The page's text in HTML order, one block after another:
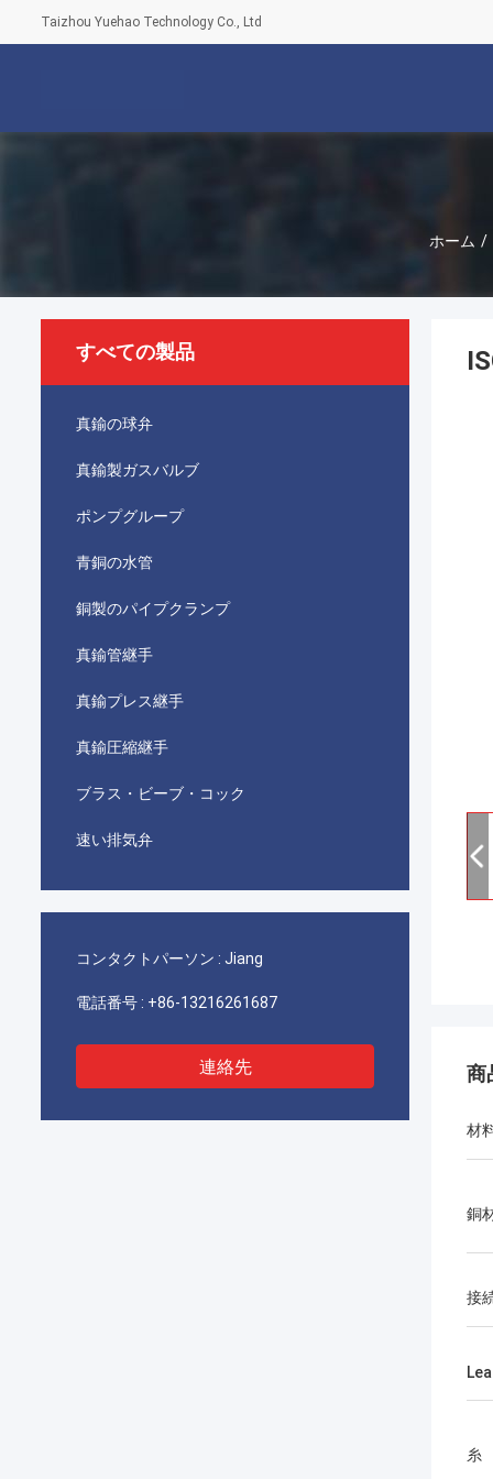
Taizhou Yuehao Technology Co., Ltd
ホーム /
すべての製品
真鍮の球弁
真鍮製ガスバルブ
ポンプグループ
青銅の水管
銅製のパイプクランプ
真鍮管継手
真鍮プレス継手
真鍮圧縮継手
ブラス・ビーブ・コック
速い排気弁
コンタクトパーソン : Jiang
電話番号 : +86-13216261687
連絡先 商
材
銅
接
糸